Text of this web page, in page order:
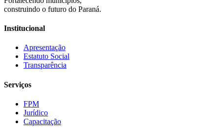
construindo o futuro do Paraná.
Institucional
Apresentação
Estatuto Social
Transparência
Serviços
FPM
Jurídico
Capacitação